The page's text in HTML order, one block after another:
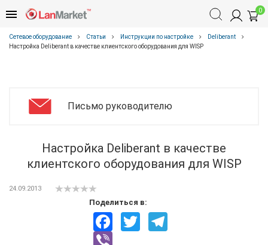
0
Сетевое оборудование Статьи Инструкции по настройке
Deliberant
Настройка Deliberant в качестве клиентского оборудования для WISP
Письмо руководителю
Настройка Deliberant в качестве
клиентского оборудования для WISP
24.09.2013
Поделиться в:
FacebookTwitter